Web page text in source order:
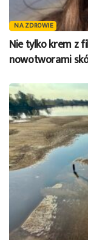
NA ZDROWIE
Nie tylko krem z
nowotworami